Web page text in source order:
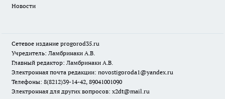
Новости
Сетевое издание progorod35.ru
Учредитель: Ламбринаки А.В.
Главный редактор: Ламбринаки А.В.
Электронная почта редакции: novostigoroda1@yandex.ru
Телефоны: 8(8212)39-14-42, 89041001090
Электронная для других вопросов: x2dt@mail.ru